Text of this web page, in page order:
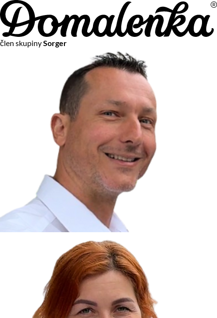
člen skupinySorger
Na vašom súkromí nám záleží
Chceme vám neustále poskytovať tie najlepšie služby.
Vzhľadom k platnej legislatíve od vás ale potrebujeme súhlas
s používaním súborov cookies.
Viac o personalizácii a meraní
Aby sme vedeli, čo sa deje na webových stránkach a aby sme
vám mohli prispôsobiť ponuky na mieru či reklamu,
používame cookies a taktiežslužby spoločnosti Google
Čo sú cookies?
Cookies sú malé textové súbory, ktoré môžu byť používané
webovými stránkami, aby zefektívnili používateľský zážitok.
Vďaka cookies vám môžeme ponúkať služby podľa toho, čo
naozaj hľadáte a chcete nájsť.
Kedykoľvek sa môžete slobodne rozhodnúť, ktoré typy
používania cookies chcete umožniť.
Zákon uvádza, že môžeme ukladať cookies na vašom
zariadení, pokiaľ sú nevyhnutne nutné pre prevádzku tejto
Cookies, ktoré používame
Technické a nevyhnutné cookies
Analytické a marketingové cookies
Reklamné úložisko